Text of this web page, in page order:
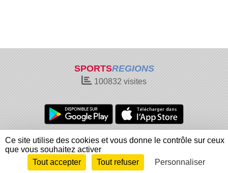
SPORTSREGIONS
100832 visites
Charte cookies
Gestion des cookies
Informations légales
Signaler un contenu inapproprié
Envie de participer ?
Connexion
Ce site utilise des cookies et vous donne le contrôle sur ceux
que vous souhaitez activer
Tout accepter
Tout refuser Personnaliser